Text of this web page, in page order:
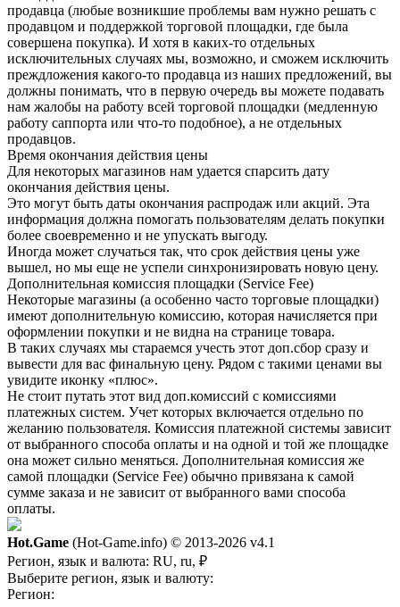
продавца (любые возникшие проблемы вам нужно решать с
продавцом и поддержкой торговой площадки, где была
совершена покупка). И хотя в каких-то отдельных
исключительных случаях мы, возможно, и сможем исключить
преждложения какого-то продавца из наших предложений, вы
должны понимать, что в первую очередь вы можете подавать
нам жалобы на работу всей торговой площадки (медленную
работу саппорта или что-то подобное), а не отдельных
продавцов.
Время окончания действия цены
Для некоторых магазинов нам удается спарсить дату
окончания действия цены.
Это могут быть даты окончания распродаж или акций. Эта
информация должна помогать пользователям делать покупки
более своевременно и не упускать выгоду.
Иногда может случаться так, что срок действия цены уже
вышел, но мы еще не успели синхронизировать новую цену.
Дополнительная комиссия площадки (Service Fee)
Некоторые магазины (а особенно часто торговые площадки)
имеют дополнительную комиссию, которая начисляется при
оформлении покупки и не видна на странице товара.
В таких случаях мы стараемся учесть этот доп.сбор сразу и
вывести для вас финальную цену. Рядом с такими ценами вы
увидите иконку «плюс».
Не стоит путать этот вид доп.комиссий с комиссиями
платежных систем. Учет которых включается отдельно по
желанию пользователя. Комиссия платежной системы зависит
от выбранного способа оплаты и на одной и той же площадке
она может сильно меняться. Дополнительная комиссия же
самой площадки (Service Fee) обычно привязана к самой
сумме заказа и не зависит от выбранного вами способа
оплаты.
Hot.Game (Hot-Game.info) © 2013-2026 v4.1
Регион, язык и валюта: RU, ru, ₽
Выберите регион, язык и валюту:
Регион: